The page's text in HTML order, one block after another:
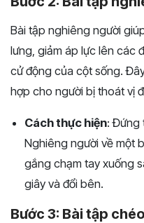
Bài tập nghiêng người
lưng, giảm áp lực lên các
cử động của cột sống.
hợp cho người bị thoát vị
Cách thực hiện: Đứng
Nghiêng người về một
gắng chạm tay xuống
giây và đổi bên.
Bước 3: Bài tập